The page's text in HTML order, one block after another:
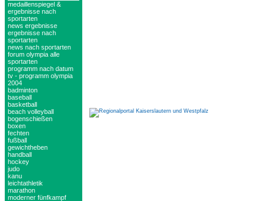
medaillenspiegel &
ergebnisse nach
sportarten
news ergebnisse
ergebnisse nach
sportarten
news nach sportarten
forum olympia alle
sportarten
programm nach datum
tv - programm olympia
2004
badminton
baseball
basketball
beach volleyball
bogenschießen
boxen
fechten
fußball
gewichtheben
handball
hockey
judo
kanu
leichtathletik
marathon
moderner fünfkampf